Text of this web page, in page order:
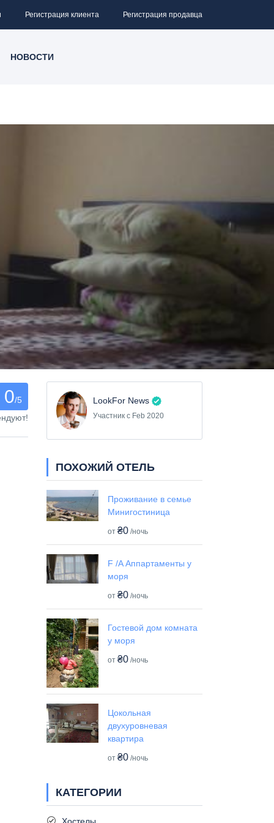
Регистрация клиента Регистрация продавца
НОВОСТИ
0/5
LookFor News
Участник с Feb 2020
ПОХОЖИЙ ОТЕЛЬ
Проживание в семье
Минигостиница
от ₴0 /ночь
F /A Аппартаменты у
моря
от ₴0 /ночь
Гостевой дом комната
у моря
от ₴0 /ночь
Цокольная
двухуровневая
квартира
от ₴0 /ночь
КАТЕГОРИИ